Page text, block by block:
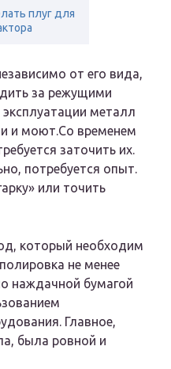
плуг для
от его вида,
за режущими
металл
и моют.Со временем
заточить их.
потребуется опыт.
или точить
который необходим
не менее
наждачной бумагой
Главное,
была ровной и